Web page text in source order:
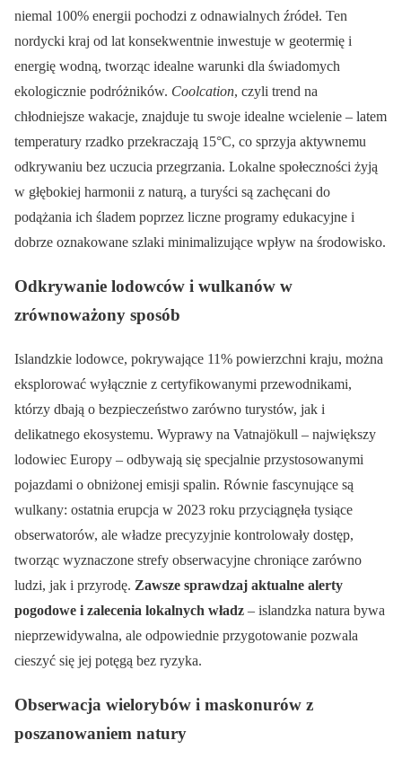
niemal 100% energii pochodzi z odnawialnych źródeł. Ten
nordycki kraj od lat konsekwentnie inwestuje w geotermię i
energię wodną, tworząc idealne warunki dla świadomych
ekologicznie podróżników. Coolcation, czyli trend na
chłodniejsze wakacje, znajduje tu swoje idealne wcielenie – latem
temperatury rzadko przekraczają 15°C, co sprzyja aktywnemu
odkrywaniu bez uczucia przegrzania. Lokalne społeczności żyją
w głębokiej harmonii z naturą, a turyści są zachęcani do
podążania ich śladem poprzez liczne programy edukacyjne i
dobrze oznakowane szlaki minimalizujące wpływ na środowisko.
Odkrywanie lodowców i wulkanów w
zrównoważony sposób
Islandzkie lodowce, pokrywające 11% powierzchni kraju, można
eksplorować wyłącznie z certyfikowanymi przewodnikami,
którzy dbają o bezpieczeństwo zarówno turystów, jak i
delikatnego ekosystemu. Wyprawy na Vatnajökull – największy
lodowiec Europy – odbywają się specjalnie przystosowanymi
pojazdami o obniżonej emisji spalin. Równie fascynujące są
wulkany: ostatnia erupcja w 2023 roku przyciągnęła tysiące
obserwatorów, ale władze precyzyjnie kontrolowały dostęp,
tworząc wyznaczone strefy obserwacyjne chroniące zarówno
ludzi, jak i przyrodę. Zawsze sprawdzaj aktualne alerty
pogodowe i zalecenia lokalnych władz – islandzka natura bywa
nieprzewidywalna, ale odpowiednie przygotowanie pozwala
cieszyć się jej potęgą bez ryzyka.
Obserwacja wielorybów i maskonurów z
poszanowaniem natury